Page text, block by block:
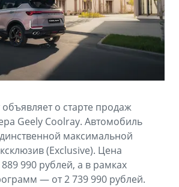
MONJARO
от 4 349 990 ₽*
GEELY EX5
от 3 769 990 ₽*
о старте продаж
Geely Coolray. Автомобиль
максимальной
(Exclusive). Цена
990 рублей, а в рамках
— от 2 739 990 рублей.